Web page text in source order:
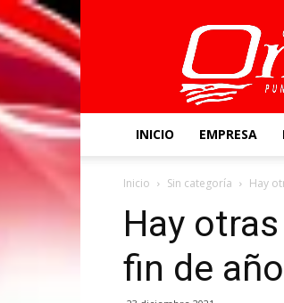
Canal
Once
INICIO EMPRESA
Inicio Sin categoría Hay
Hay
fin de